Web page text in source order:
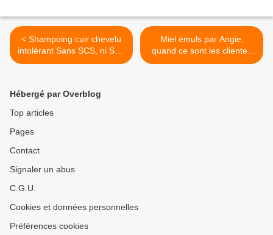
< Shampoing cuir chevelu
intolérant Sans SCS, ni SCI,
ni SLSA
Miel émuls par Angie,
quand ce sont les clientes
qui en parlent >
Hébergé par Overblog
Top articles
Pages
Contact
Signaler un abus
C.G.U.
Cookies et données personnelles
Préférences cookies